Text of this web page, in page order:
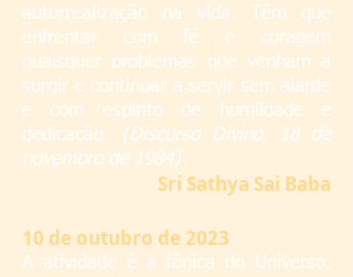
autorrealização na vida. Têm que
enfrentar com fé e coragem
quaisquer problemas que venham a
surgir e continuar a servir sem alarde
e com espírito de humildade e
dedicação.
(Discurso Divino, 18 de
novembro de 1984)
Sri Sathya Sai Baba
10 de outubro de 2023
A atividade é a tônica do Universo.